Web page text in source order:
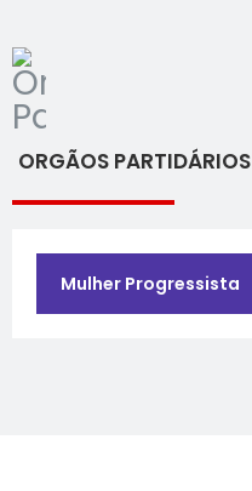
ORGÃOS PARTIDÁRIOS
Mulher Progressista